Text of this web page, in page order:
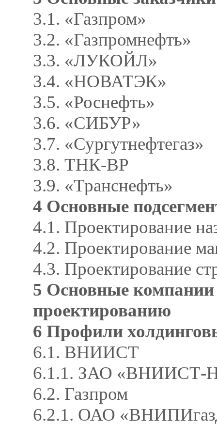
3.1. «Газпром»
3.2. «Газпромнефть»
3.3. «ЛУКОЙЛ»
3.4. «НОВАТЭК»
3.5. «Роснефть»
3.6. «СИБУР»
3.7. «Сургутнефтегаз»
3.8. ТНК-ВР
3.9. «Транснефть»
4 Основные
4.1. Проектирование
4.2. Проектирование
4.3. Проектирование
5 Основные
проектированию
6 Профили
6.1. ВНИИСТ
6.1.1. ЗАО «ВНИИСТ-
6.2. Газпром
6.2.1. ОАО